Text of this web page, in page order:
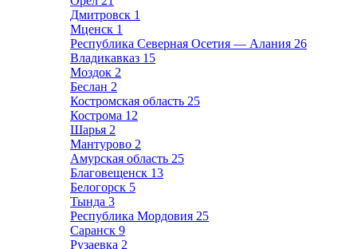
Дмитровск 1
Мценск 1
Республика Северная Осетия — Алания 26
Владикавказ 15
Моздок 2
Беслан 2
Костромская область 25
Кострома 12
Шарья 2
Мантурово 2
Амурская область 25
Благовещенск 13
Белогорск 5
Тында 3
Республика Мордовия 25
Саранск 9
Рузаевка 2